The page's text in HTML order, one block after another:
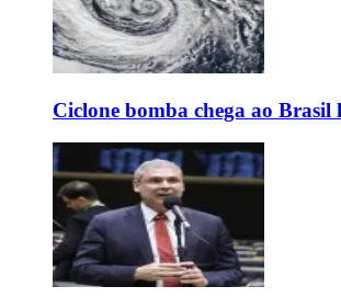
Ciclone bomba chega ao